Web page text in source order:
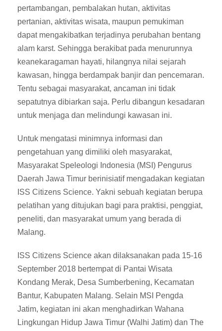
pertambangan, pembalakan hutan, aktivitas
pertanian, aktivitas wisata, maupun pemukiman
dapat mengakibatkan terjadinya perubahan bentang
alam karst. Sehingga berakibat pada menurunnya
keanekaragaman hayati, hilangnya nilai sejarah
kawasan, hingga berdampak banjir dan pencemaran.
Tentu sebagai masyarakat, ancaman ini tidak
sepatutnya dibiarkan saja. Perlu dibangun kesadaran
untuk menjaga dan melindungi kawasan ini.
Untuk mengatasi minimnya informasi dan
pengetahuan yang dimiliki oleh masyarakat,
Masyarakat Speleologi Indonesia (MSI) Pengurus
Daerah Jawa Timur berinisiatif mengadakan kegiatan
ISS Citizens Science. Yakni sebuah kegiatan berupa
pelatihan yang ditujukan bagi para praktisi, penggiat,
peneliti, dan masyarakat umum yang berada di
Malang.
ISS Citizens Science akan dilaksanakan pada 15-16
September 2018 bertempat di Pantai Wisata
Kondang Merak, Desa Sumberbening, Kecamatan
Bantur, Kabupaten Malang. Selain MSI Pengda
Jatim, kegiatan ini akan menghadirkan Wahana
Lingkungan Hidup Jawa Timur (Walhi Jatim) dan The